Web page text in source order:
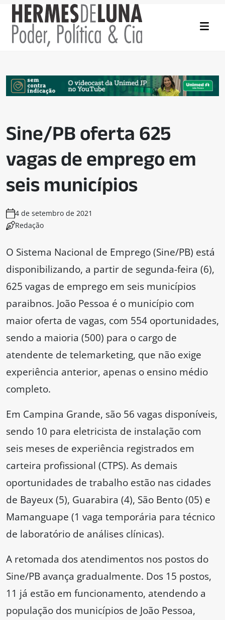
Sine/PB oferta 625
vagas de emprego em
seis municípios
4 de setembro de 2021
Redação
O Sistema Nacional de Emprego (Sine/PB) está
disponibilizando, a partir de segunda-feira (6),
625 vagas de emprego em seis municípios
paraibnos. João Pessoa é o município com
maior oferta de vagas, com 554 oportunidades,
sendo a maioria (500) para o cargo de
atendente de telemarketing, que não exige
experiência anterior, apenas o ensino médio
completo.
Em Campina Grande, são 56 vagas disponíveis,
sendo 10 para eletricista de instalação com
seis meses de experiência registrados em
carteira profissional (CTPS). As demais
oportunidades de trabalho estão nas cidades
de Bayeux (5), Guarabira (4), São Bento (05) e
Mamanguape (1 vaga temporária para técnico
de laboratório de análises clínicas).
A retomada dos atendimentos nos postos do
Sine/PB avança gradualmente. Dos 15 postos,
11 já estão em funcionamento, atendendo a
população dos municípios de João Pessoa,